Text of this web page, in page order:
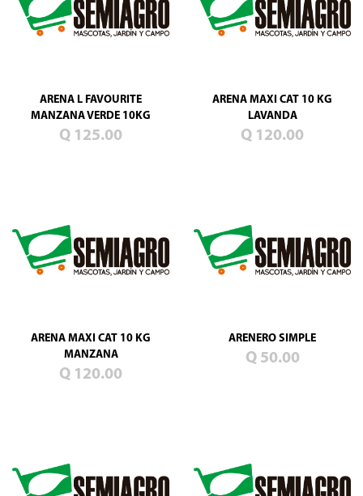
ARENA L FAVOURITE
MANZANA VERDE 10KG
Q 125.00
ARENA MAXI CAT 10 KG
LAVANDA
Q 120.00
ARENA MAXI CAT 10 KG
MANZANA
Q 120.00
ARENERO SIMPLE
Q 50.00